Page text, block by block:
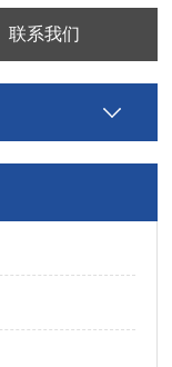
联系我们